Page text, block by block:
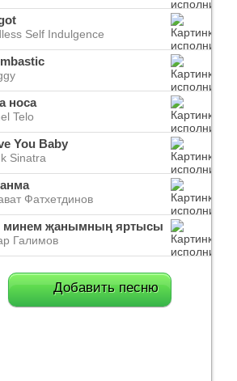
Self Indulgence
носа
Telo
You Baby
Sinatra
Фатхетдинов
минем җанымның яртысы
Галимов
Добавить песню